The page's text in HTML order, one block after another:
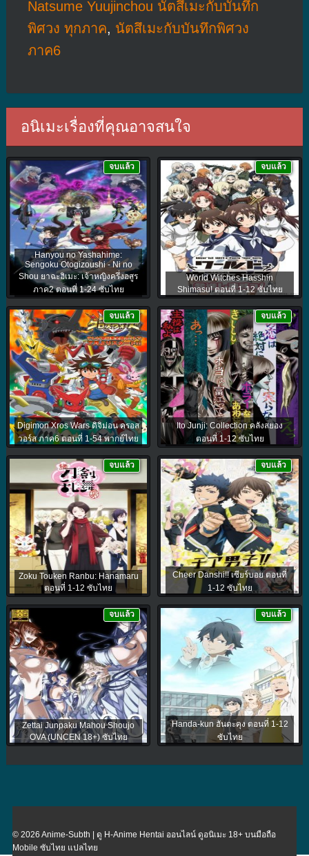
Natsume Yuujinchou นัตสึเมะกับบันทึก
พิศวง ทุกภาค, นัตสึเมะกับบันทึกพิศวง
ภาค6
อนิเมะเรื่องที่คุณอาจสนใจ
Hanyou no Yashahime:
Sengoku Otogizoushi - Ni no
Shou ยาฉะฮิเมะ: เจ้าหญิงครึ่งอสูร
ภาค2 ตอนที่ 1-24 ซับไทย
จบแล้ว
World Witches Hasshin
Shimasu! ตอนที่ 1-12 ซับไทย
จบแล้ว
Digimon Xros Wars ดิจิม่อน ครอส
วอร์ส ภาค6 ตอนที่ 1-54 พากย์ไทย
จบแล้ว
Ito Junji: Collection คลังสยอง
ตอนที่ 1-12 ซับไทย
จบแล้ว
Zoku Touken Ranbu: Hanamaru
ตอนที่ 1-12 ซับไทย
จบแล้ว
Cheer Danshi!! เชียร์บอย ตอนที่
1-12 ซับไทย
จบแล้ว
Zettai Junpaku Mahou Shoujo
OVA (UNCEN 18+) ซับไทย
จบแล้ว
Handa-kun ฮันดะคุง ตอนที่ 1-12
ซับไทย
จบแล้ว
© 2026 Anime-Subth | ดู H-Anime Hentai ออนไลน์ ดูอนิเมะ 18+ บนมือถือ
Mobile ซับไทย แปลไทย